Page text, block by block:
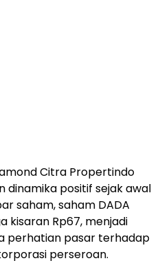
Citra Propertindo
dinamika positif sejak awal
saham, saham DADA
kisaran Rp67, menjadi
perhatian pasar terhadap
perseroan.